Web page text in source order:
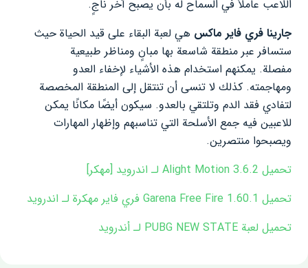
اللاعب عاملاً في السماح له بأن يصبح آخر ناجٍ.
جارينا فري فاير ماكس هي لعبة البقاء على قيد الحياة حيث
ستسافر عبر منطقة شاسعة بها مبانٍ ومناظر طبيعية
مفصلة. يمكنهم استخدام هذه الأشياء لإخفاء العدو
ومهاجمته. كذلك لا تنسى أن تنتقل إلى المنطقة المخصصة
لتفادي فقد الدم وتلتقي بالعدو. سيكون أيضًا مكانًا يمكن
للاعبين فيه جمع الأسلحة التي تناسبهم وإظهار المهارات
ويصبحوا منتصرين.
تحميل Alight Motion 3.6.2 لـ اندرويد [مهكر]
تحميل Garena Free Fire 1.60.1 فري فاير مهكرة لـ اندرويد
تحميل لعبة PUBG NEW STATE لـ أندرويد